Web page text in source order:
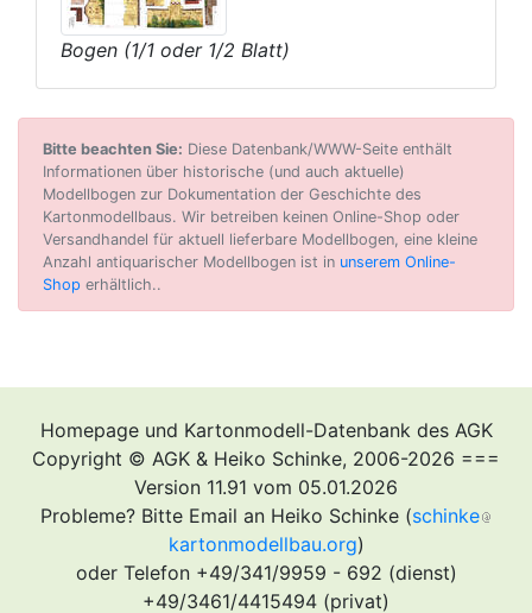
Bogen (1/1 oder 1/2 Blatt)
Bitte beachten Sie: Diese Datenbank/WWW-Seite enthält
Informationen über historische (und auch aktuelle)
Modellbogen zur Dokumentation der Geschichte des
Kartonmodellbaus. Wir betreiben keinen Online-Shop oder
Versandhandel für aktuell lieferbare Modellbogen, eine kleine
Anzahl antiquarischer Modellbogen ist in unserem Online-
Shop erhältlich..
Homepage und Kartonmodell-Datenbank des AGK
Copyright © AGK & Heiko Schinke, 2006-2026 ===
Version 11.91 vom 05.01.2026
Probleme? Bitte Email an Heiko Schinke (schinke
kartonmodellbau.org)
oder Telefon +49/341/9959 - 692 (dienst)
+49/3461/4415494 (privat)